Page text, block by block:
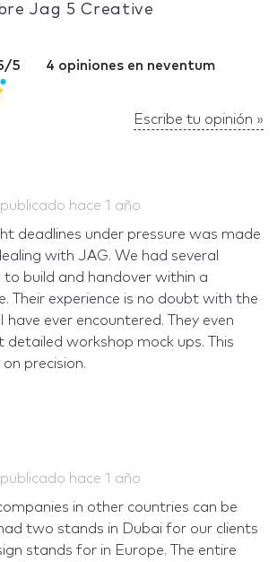
Jag 5 Creative
5 4 opiniones en neventum
Escribe tu opinión »
publicado hace 1 año
deadlines under pressure was made
with JAG. We had several
build and handover within a
Their experience is no doubt with the
ever encountered. They even
detailed workshop mock ups. This
precision.
publicado hace 1 año
in other countries can be
two stands in Dubai for our clients
stands for in Europe. The entire